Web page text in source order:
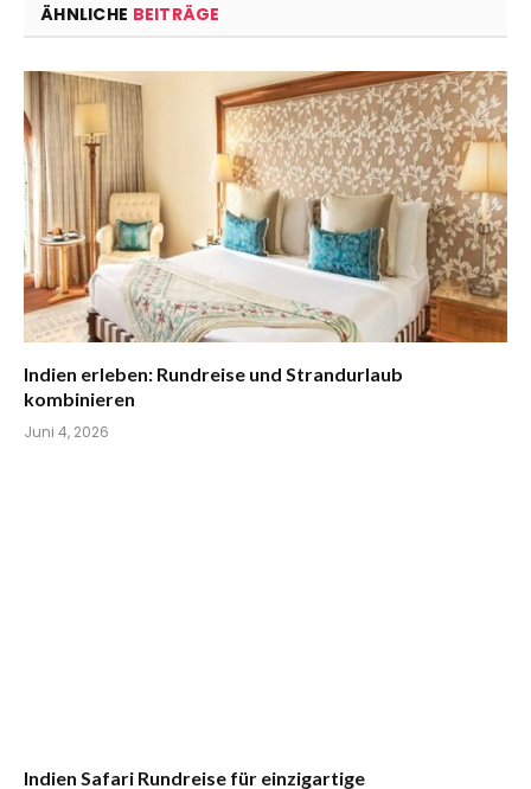
ÄHNLICHE BEITRÄGE
Indien erleben: Rundreise und Strandurlaub
kombinieren
Juni 4, 2026
Indien Safari Rundreise für einzigartige